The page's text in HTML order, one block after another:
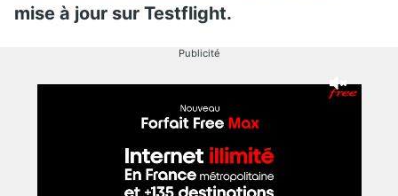
mise à jour sur Testflight.
Publicité